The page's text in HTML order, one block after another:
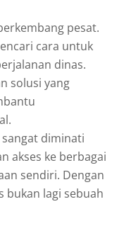
pesat.
cara untuk
dinas.
solusi yang
diminati
akses ke berbagai
sendiri. Dengan
bukan lagi sebuah